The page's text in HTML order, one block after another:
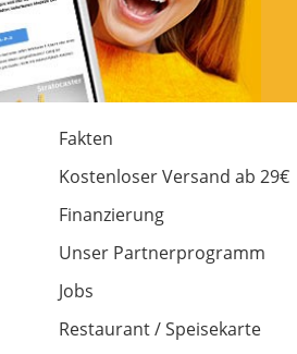
Fakten
Kostenloser Versand ab 29€
Finanzierung
Unser Partnerprogramm
Jobs
Restaurant / Speisekarte